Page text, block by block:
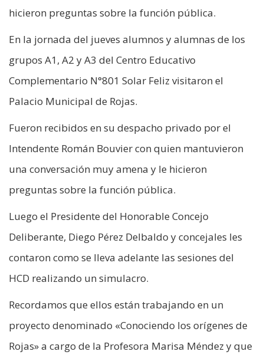
hicieron preguntas sobre la función pública.
En la jornada del jueves alumnos y alumnas de los
grupos A1, A2 y A3 del Centro Educativo
Complementario N°801 Solar Feliz visitaron el
Palacio Municipal de Rojas.
Fueron recibidos en su despacho privado por el
Intendente Román Bouvier con quien mantuvieron
una conversación muy amena y le hicieron
preguntas sobre la función pública.
Luego el Presidente del Honorable Concejo
Deliberante, Diego Pérez Delbaldo y concejales les
contaron como se lleva adelante las sesiones del
HCD realizando un simulacro.
Recordamos que ellos están trabajando en un
proyecto denominado «Conociendo los orígenes de
Rojas» a cargo de la Profesora Marisa Méndez y que